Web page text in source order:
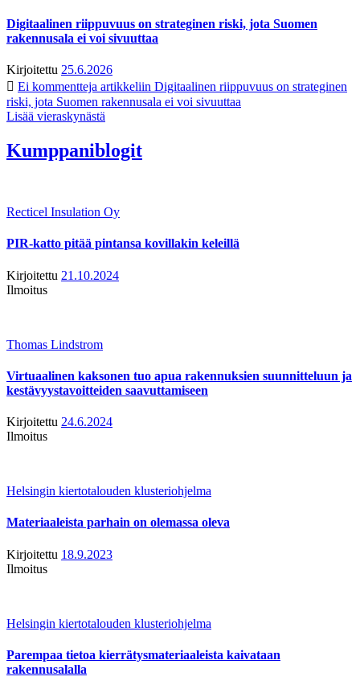
Digitaalinen riippuvuus on strateginen riski, jota Suomen
rakennusala ei voi sivuuttaa
Kirjoitettu 25.6.2026
Ei kommentteja artikkeliin Digitaalinen riippuvuus on strateginen
riski, jota Suomen rakennusala ei voi sivuuttaa
Lisää vieraskynästä
Kumppaniblogit
Recticel Insulation Oy
PIR-katto pitää pintansa kovillakin keleillä
Kirjoitettu 21.10.2024
Ilmoitus
Thomas Lindstrom
Virtuaalinen kaksonen tuo apua rakennuksien suunnitteluun ja
kestävyystavoitteiden saavuttamiseen
Kirjoitettu 24.6.2024
Ilmoitus
Helsingin kiertotalouden klusteriohjelma
Materiaaleista parhain on olemassa oleva
Kirjoitettu 18.9.2023
Ilmoitus
Helsingin kiertotalouden klusteriohjelma
Parempaa tietoa kierrätysmateriaaleista kaivataan
rakennusalalla